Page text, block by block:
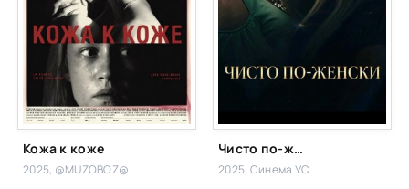
Кожа к коже
2025, @MUZOBOZ@
Чисто по-женски
2025, Синема УС